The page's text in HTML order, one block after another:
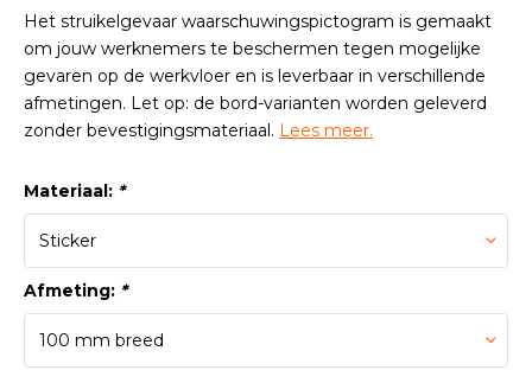
Het struikelgevaar waarschuwingspictogram is gemaakt
om jouw werknemers te beschermen tegen mogelijke
gevaren op de werkvloer en is leverbaar in verschillende
afmetingen. Let op: de bord-varianten worden geleverd
zonder bevestigingsmateriaal. Lees meer.
Materiaal: *
Afmeting: *